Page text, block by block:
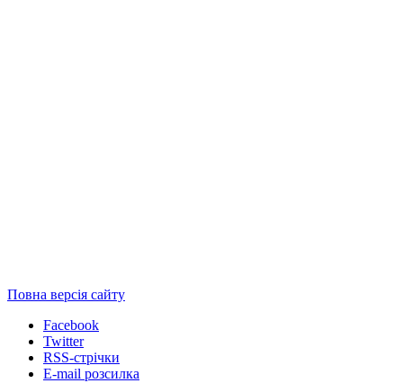
Повна версія сайту
Facebook
Twitter
RSS-стрічки
E-mail розсилка